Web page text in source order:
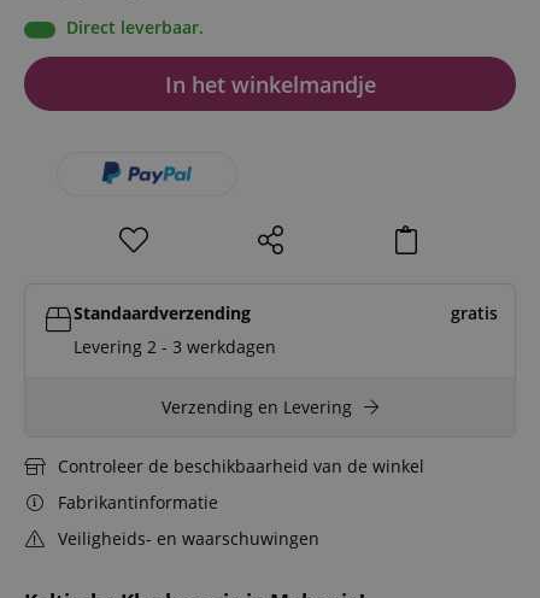
Direct leverbaar.
In het winkelmandje
Standaardverzending
gratis
Levering 2 - 3 werkdagen
Verzending en Levering
Controleer de beschikbaarheid van de winkel
Fabrikantinformatie
Veiligheids- en waarschuwingen